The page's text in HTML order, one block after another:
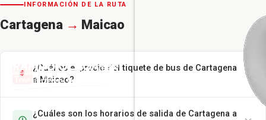
INFORMACIÓN DE LA RUTA
Cartagena → Maicao
¿Cuál es el precio del tiquete de bus de Cartagena
a Maicao?
¿Cuáles son los horarios de salida de Cartagena a